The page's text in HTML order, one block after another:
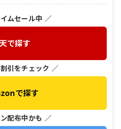
ムセール中 ／
で探す
引をチェック ／
で探す
配布中かも ／